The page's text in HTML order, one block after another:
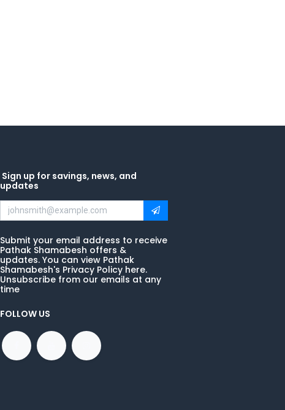
Sign up for savings, news, and
updates
Submit your email address to receive
Pathak Shamabesh offers &
updates. You can view Pathak
Shamabesh's Privacy Policy here.
Unsubscribe from our emails at any
time
FOLLOW US